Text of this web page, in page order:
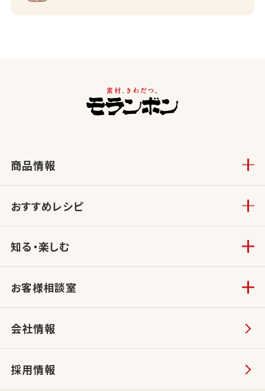
商品情報
おすすめレシピ
知る・楽しむ
お客様相談室
会社情報
採用情報